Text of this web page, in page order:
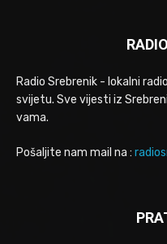
Radio Srebrenik - lokalni
svijetu. Sve vijesti iz
vama.
Pošaljite nam mail na :